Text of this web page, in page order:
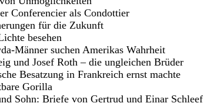
Conferencier als Condottier
für die Zukunft
besehen
Männer suchen Amerikas Wahrheit
und Josef Roth – die ungleichen Brüder
Besatzung in Frankreich ernst machte
Gorilla
Sohn: Briefe von Gertrud und Einar Schleef